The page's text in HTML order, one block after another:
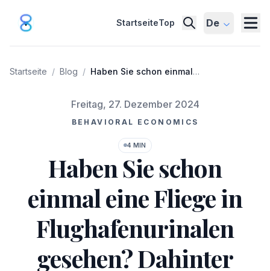
StartseiteTop De
Startseite / Blog / Haben Sie schon einmal
gesehen? Dahinter steckt
echte Wissenschaft
Veröffentlicht am
Freitag, 27. Dezember 2024
BEHAVIORAL ECONOMICS
4 MIN
Haben Sie schon
einmal eine Fliege in
Flughafenurinalen
gesehen? Dahinter